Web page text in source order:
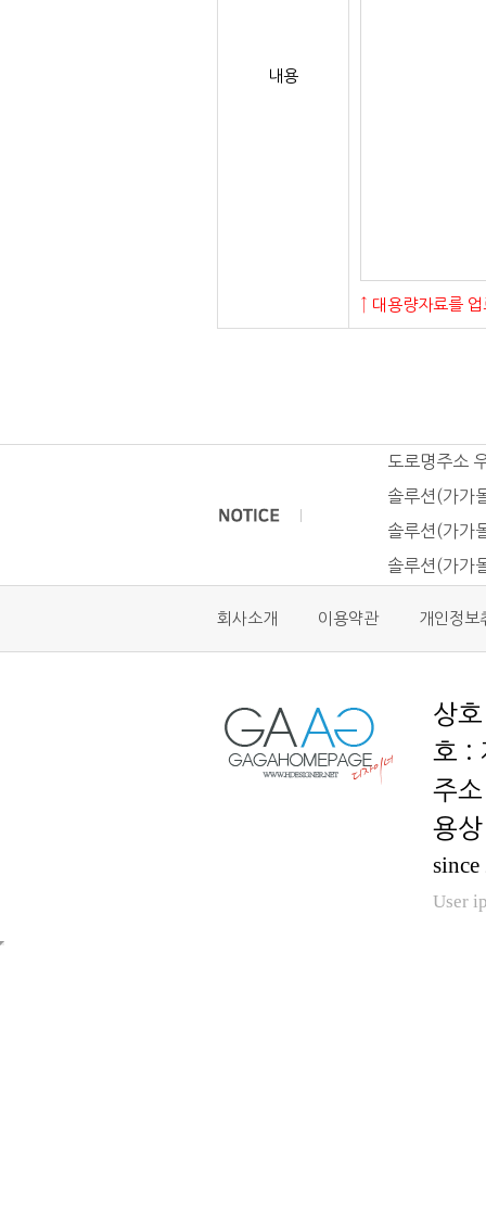
내용
↑ 대용량자료를
도로명주소
솔루션(가가
솔루션(가가
솔루션(가가
회사소개 이용약관 개인정보
호 :
용
User